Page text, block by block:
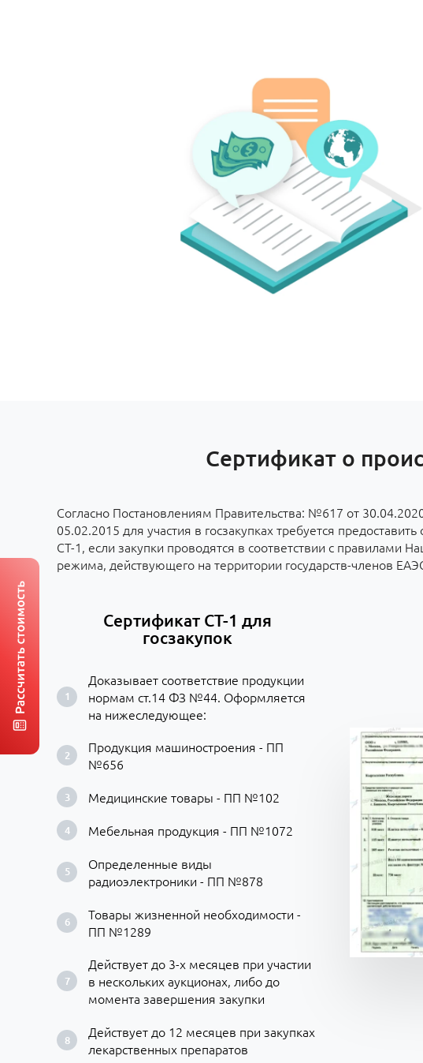
Сертификат о
Согласно Постановлениям Правительства: №617 от
05.02.2015 для участия в госзакупках требуется предоставить
СТ-1, если закупки проводятся в соответствии с правилами
режима, действующего на территории государств-членов
Сертификат СТ-1 для
госзакупок
Доказывает соответствие продукции
нормам ст.14 ФЗ №44. Оформляется
на нижеследующее:
Продукция машиностроения - ПП
№656
Медицинские товары - ПП №102
Мебельная продукция - ПП №1072
Определенные виды
радиоэлектроники - ПП №878
Товары жизненной необходимости -
ПП №1289
Действует до 3-х месяцев при участии
в нескольких аукционах, либо до
момента завершения закупки
Действует до 12 месяцев при закупках
лекарственных препаратов